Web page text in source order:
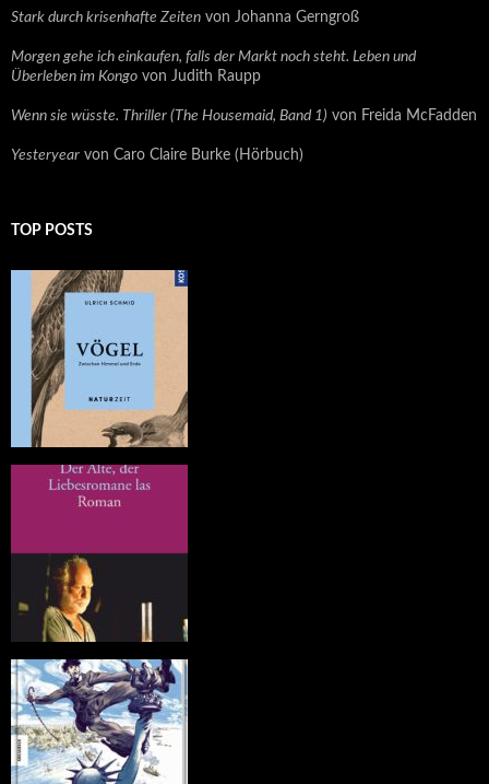
Stark durch krisenhafte Zeiten von Johanna Gerngroß
Morgen gehe ich einkaufen, falls der Markt noch steht. Leben und
Überleben im Kongo von Judith Raupp
Wenn sie wüsste. Thriller (The Housemaid, Band 1) von Freida McFadden
Yesteryear von Caro Claire Burke (Hörbuch)
TOP POSTS